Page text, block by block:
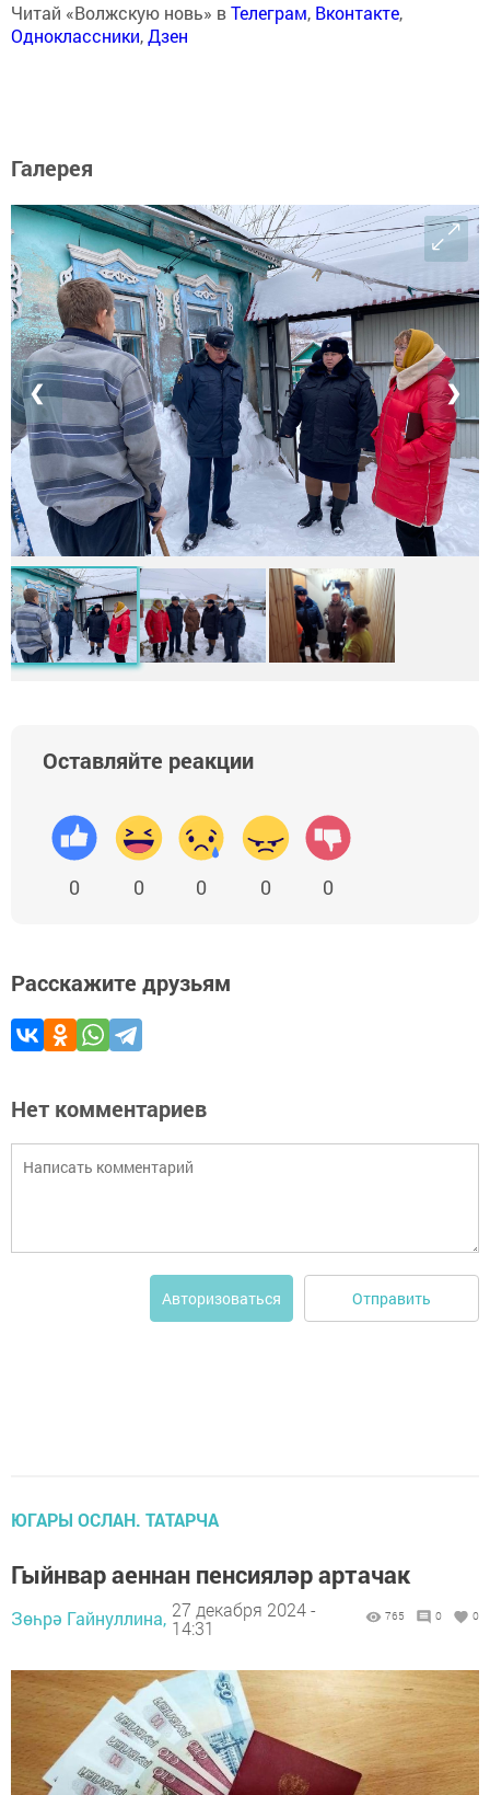
Читай «Волжскую новь» вТелеграм, Вконтакте,
Одноклассники,Дзен
Галерея
❮ ❯
Оставляйте реакции
0 0 0 0 0
Расскажите друзьям
Нет комментариев
Авторизоваться Отправить
ЮГАРЫ ОСЛАН. ТАТАРЧА
Гыйнвар аеннан пенсияләр артачак
Зөһрә Гайнуллина, 27 декабря 2024 -
14:31
765 0 0